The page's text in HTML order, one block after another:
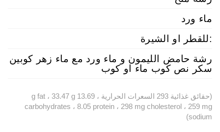
ماء ورد
:للقطر او الشيرة
رشة حامض الليمون و ماء ورد مع ماء زهر كوبين
سكر نص كوب ماء او كوب
(حقائق غذائية 293 السعرات الحرارية ، 13.69 g fat ، 33.47 g
carbohydrates ، 8.05 protein ، 298 mg cholesterol ، 259 mg
sodium)